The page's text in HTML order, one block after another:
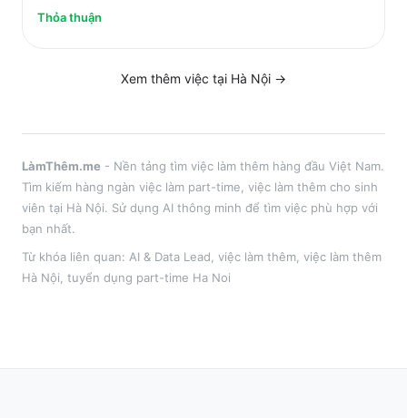
Thỏa thuận
Xem thêm việc tại Hà Nội →
LàmThêm.me - Nền tảng tìm việc làm thêm hàng đầu Việt Nam.
Tìm kiếm hàng ngàn việc làm part-time, việc làm thêm cho sinh
viên tại Hà Nội. Sử dụng AI thông minh để tìm việc phù hợp với
bạn nhất.
Từ khóa liên quan: AI & Data Lead việc làm thêm , việc làm thêm
Hà Nội , tuyển dụng part-time Ha Noi